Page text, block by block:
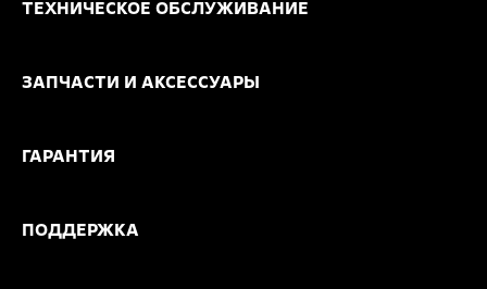
ТЕХНИЧЕСКОЕ ОБСЛУЖИВАНИЕ
ЗАПЧАСТИ И АКСЕССУАРЫ
ГАРАНТИЯ
ПОДДЕРЖКА